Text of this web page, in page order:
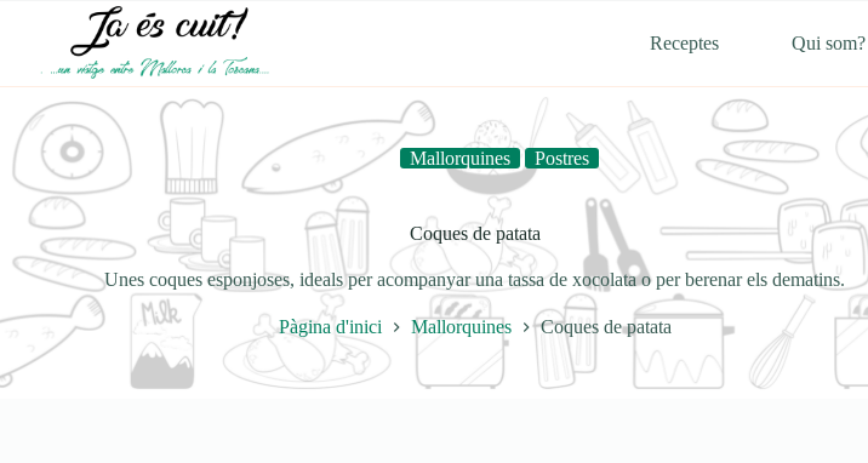
Receptes Qui som?
Mallorquines Postres
Coques de patata
Unes coques esponjoses, ideals per acompanyar una tassa de xocolata o per berenar els dematins.
Pàgina d'inici Mallorquines Coques de patata